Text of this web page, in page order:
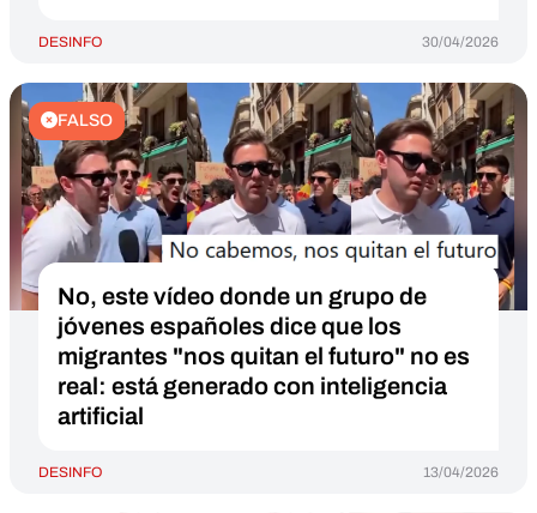
DESINFO 30/04/2026
FALSO
No, este vídeo donde un grupo de
jóvenes españoles dice que los
migrantes "nos quitan el futuro" no es
real: está generado con inteligencia
artificial
DESINFO 13/04/2026